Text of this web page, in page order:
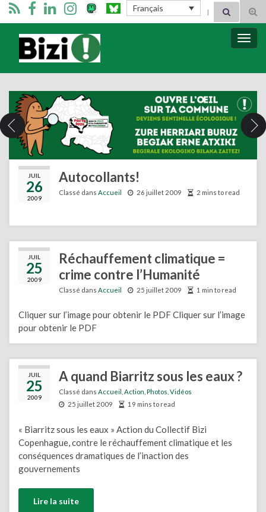
Français Search for:
Bizimugi
JUIL
26
2009
Autocollants!
Classé dans Accueil 26 juillet 2009 2 mins to read
JUIL
25
2009
Réchauffement climatique =
crime contre l’Humanité
Classé dans Accueil 25 juillet 2009 1 min to read
Cliquer sur l’image pour obtenir le PDF Cliquer sur l’image
pour obtenir le PDF
JUIL
25
2009
A quand Biarritz sous les eaux ?
Classé dans Accueil Action Photos Vidéos
25 juillet 2009
19 mins to read
« Biarritz sous les eaux » Action du Collectif Bizi
Copenhague, contre le réchauffement climatique et les
conséquences dramatiques de l’inaction des
gouvernements
Lire la suite